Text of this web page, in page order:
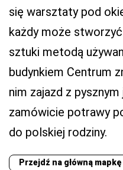
się warsztaty pod
każdy może
sztuki metodą
budynkiem Centrum
nim zajazd z
zamówicie potrawy
do polskiej rodziny.
Przejdź na główną mapkę